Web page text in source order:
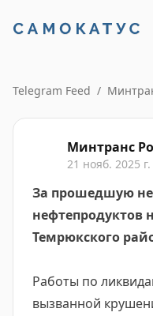
Telegram Feed /
Минтранс
21 нояб. 2025 г.
За прошедшую
нефтепродуктов
Темрюкского
Работы по
вызванной